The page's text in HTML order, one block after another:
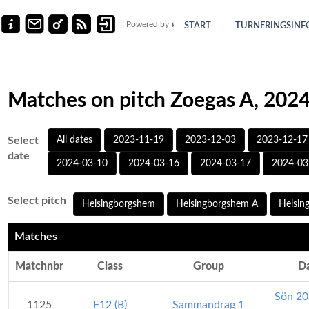
Powered by START
Matches on pitch Zoegas A,
Select
date
All dates 2023-11-19 2023-12-03 2023-12-17
2024-03-10 2024-03-16 2024-03-17 2024-
Select pitch Helsingborgshem Helsingborgshem A
Matches
Matchnbr Class Group
1125 F12 (B) Sammandrag 1
Sön